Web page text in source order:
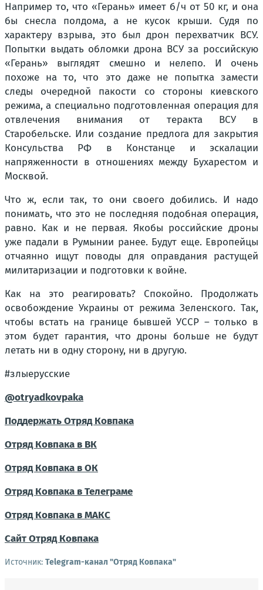
Например то, что «Герань» имеет б/ч от 50 кг, и она
бы снесла полдома, а не кусок крыши. Судя по
характеру взрыва, это был дрон перехватчик ВСУ.
Попытки выдать обломки дрона ВСУ за российскую
«Герань» выглядят смешно и нелепо. И очень
похоже на то, что это даже не попытка замести
следы очередной пакости со стороны киевского
режима, а специально подготовленная операция для
отвлечения внимания от теракта ВСУ в
Старобельске. Или создание предлога для закрытия
Консульства РФ в Констанце и эскалации
напряженности в отношениях между Бухарестом и
Москвой.
Что ж, если так, то они своего добились. И надо
понимать, что это не последняя подобная операция,
равно. Как и не первая. Якобы российские дроны
уже падали в Румынии ранее. Будут еще. Европейцы
отчаянно ищут поводы для оправдания растущей
милитаризации и подготовки к войне.
Как на это реагировать? Спокойно. Продолжать
освобождение Украины от режима Зеленского. Так,
чтобы встать на границе бывшей УССР – только в
этом будет гарантия, что дроны больше не будут
летать ни в одну сторону, ни в другую.
#злыерусские
@otryadkovpaka
Поддержать Отряд Ковпака
Отряд Ковпака в ВК
Отряд Ковпака в ОК
Отряд Ковпака в Телеграме
Отряд Ковпака в МАКС
Сайт Отряд Ковпака
Источник: Telegram-канал "Отряд Ковпака"